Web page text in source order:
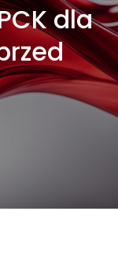
dla